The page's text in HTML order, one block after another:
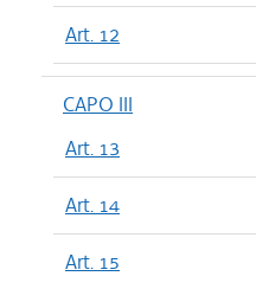
Art. 12
CAPO III
Art. 13
Art. 14
Art. 15